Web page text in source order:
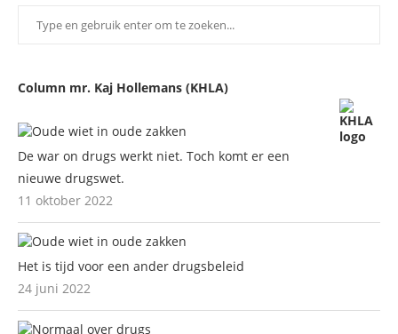
Column mr. Kaj Hollemans (KHLA)
De war on drugs werkt niet. Toch komt er een
nieuwe drugswet.
11 oktober 2022
Het is tijd voor een ander drugsbeleid
24 juni 2022